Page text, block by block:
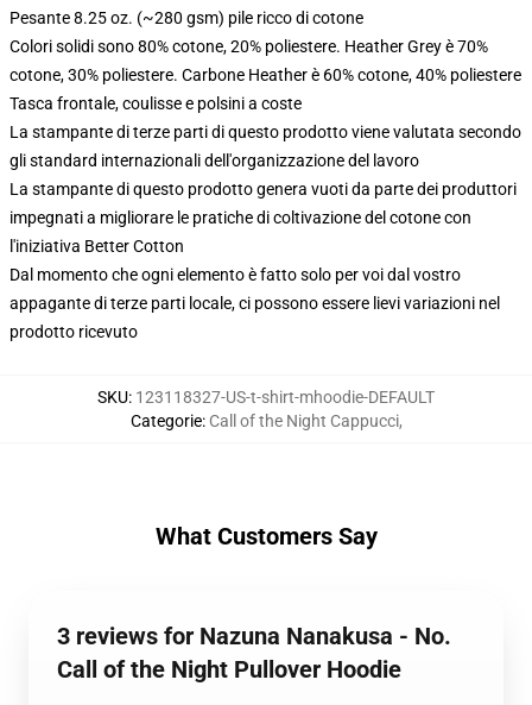
Pesante 8.25 oz. (~280 gsm) pile ricco di cotone
Colori solidi sono 80% cotone, 20% poliestere. Heather Grey è 70%
cotone, 30% poliestere. Carbone Heather è 60% cotone, 40% poliestere
Tasca frontale, coulisse e polsini a coste
La stampante di terze parti di questo prodotto viene valutata secondo
gli standard internazionali dell'organizzazione del lavoro
La stampante di questo prodotto genera vuoti da parte dei produttori
impegnati a migliorare le pratiche di coltivazione del cotone con
l'iniziativa Better Cotton
Dal momento che ogni elemento è fatto solo per voi dal vostro
appagante di terze parti locale, ci possono essere lievi variazioni nel
prodotto ricevuto
SKU: 123118327-US-t-shirt-mhoodie-DEFAULT
Categorie: Call of the Night Cappucci,
What Customers Say
3 reviews for Nazuna Nanakusa - No.
Call of the Night Pullover Hoodie